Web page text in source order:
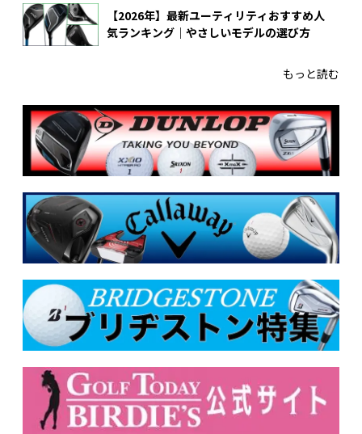
【2026年】最新ユーティリティおすすめ人
気ランキング｜やさしいモデルの選び方
もっと読む